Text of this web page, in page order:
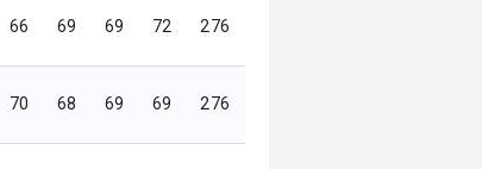
66 69 69 72 276
70 68 69 69 276